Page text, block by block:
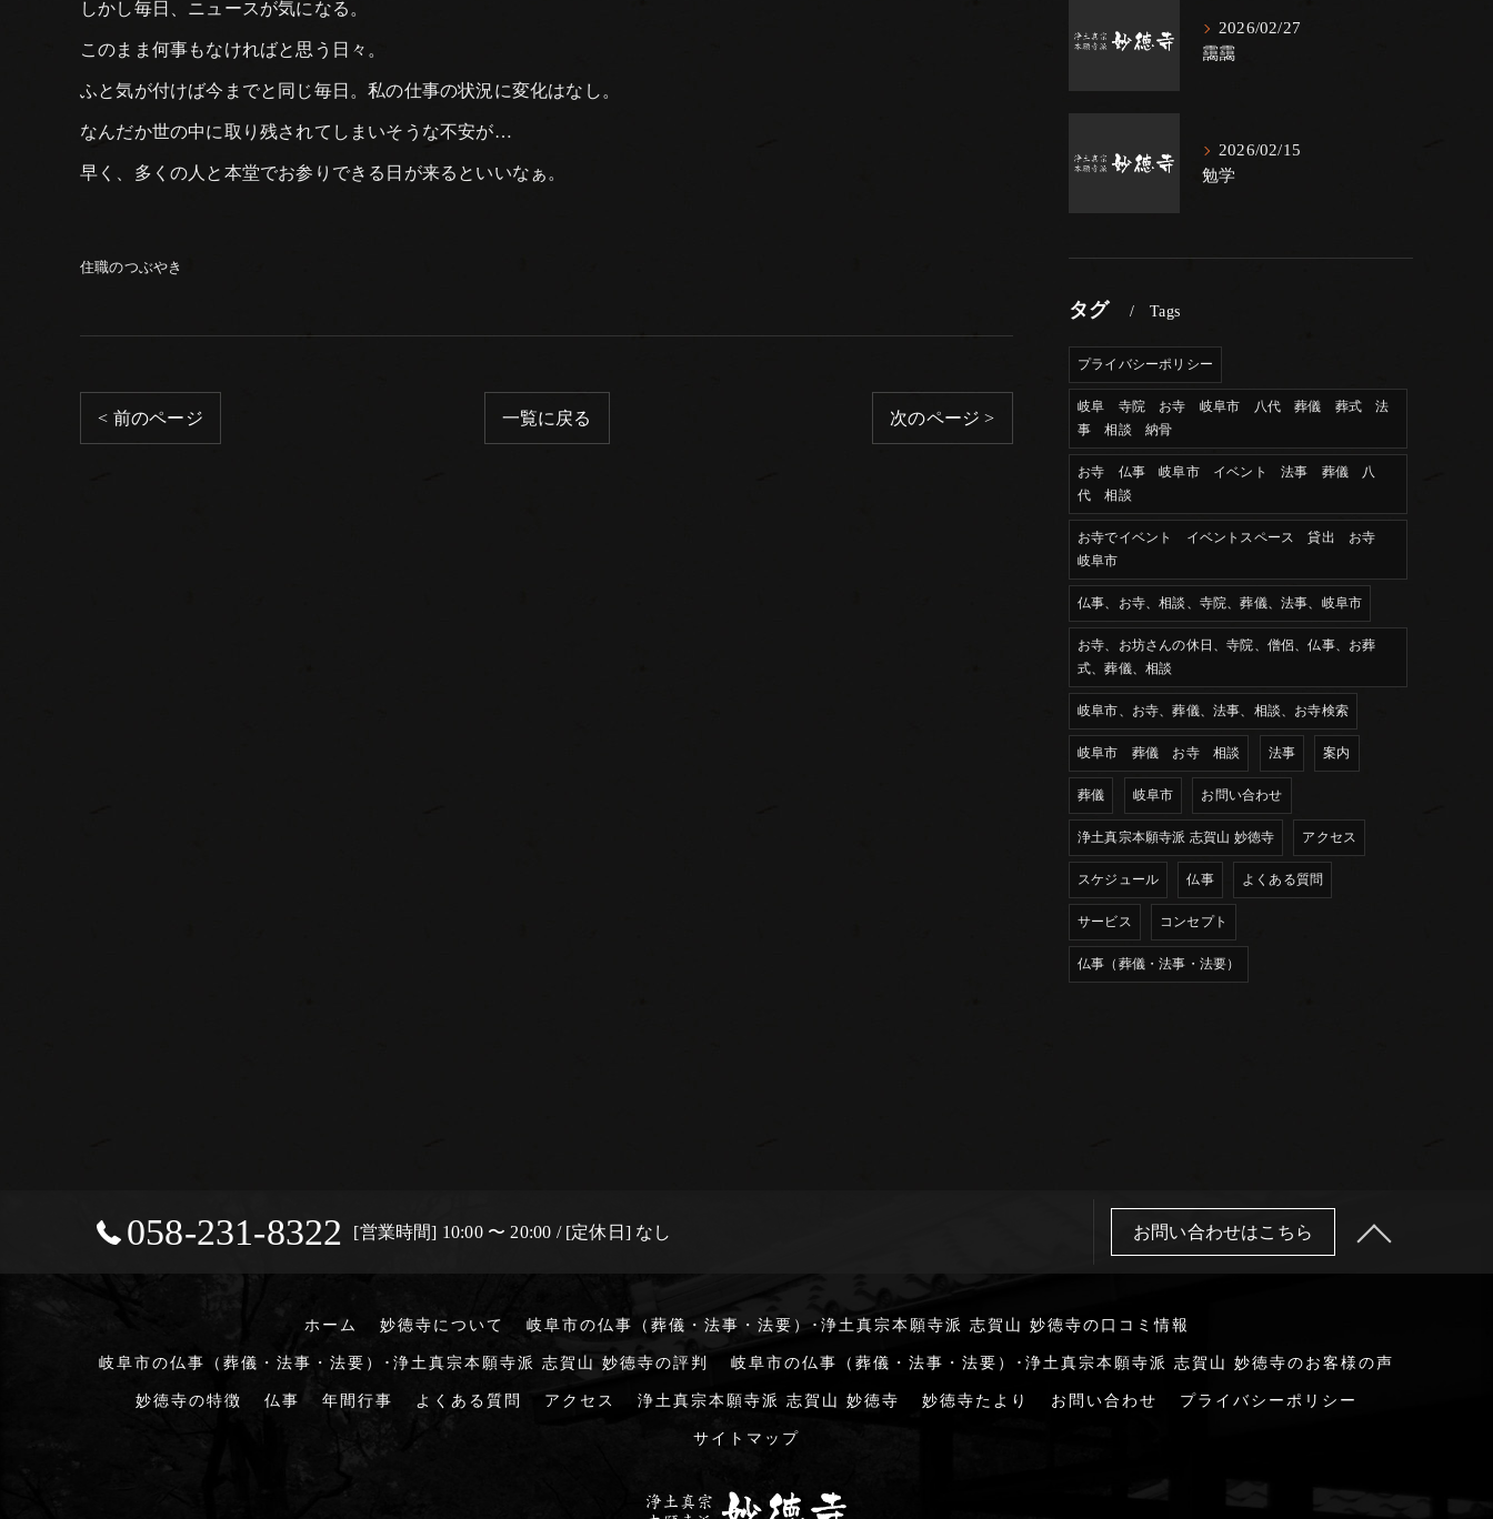
しかし毎日、ニュースが気になる。
このまま何事もなければと思う日々。
ふと気が付けば今までと同じ毎日。私の仕事の状況に変化はなし。
なんだか世の中に取り残されてしまいそうな不安が…
早く、多くの人と本堂でお参りできる日が来るといいなぁ。
住職のつぶやき
< 前のページ 一覧に戻る 次のページ >
2026/02/27
靄靄
2026/02/15
勉学
タグ Tags
プライバシーポリシー
岐阜 寺院 お寺 岐阜市 八代 葬儀 葬式 法
事 相談 納骨
お寺 仏事 岐阜市 イベント 法事 葬儀 八
代 相談
お寺でイベント イベントスペース 貸出 お寺
岐阜市
仏事、お寺、相談、寺院、葬儀、法事、岐阜市
お寺、お坊さんの休日、寺院、僧侶、仏事、お葬
式、葬儀、相談
岐阜市、お寺、葬儀、法事、相談、お寺検索
岐阜市 葬儀 お寺 相談 法事 案内
葬儀 岐阜市 お問い合わせ
浄土真宗本願寺派 志賀山 妙徳寺 アクセス
スケジュール 仏事 よくある質問
サービス コンセプト
仏事（葬儀・法事・法要）
058-231-8322 [営業時間] 10:00 〜 20:00 / [定休日] なし お問い合わせはこちら
ホーム 妙徳寺について 岐阜市の仏事（葬儀・法事・法要）･浄土真宗本願寺派 志賀山 妙徳寺の口コミ情報
岐阜市の仏事（葬儀・法事・法要）･浄土真宗本願寺派 志賀山 妙徳寺の評判 岐阜市の仏事（葬儀・法事・法要）･浄土真宗本願寺派 志賀山 妙徳寺のお客様の声
妙徳寺の特徴 仏事 年間行事 よくある質問 アクセス 浄土真宗本願寺派 志賀山 妙徳寺 妙徳寺たより お問い合わせ プライバシーポリシー
サイトマップ